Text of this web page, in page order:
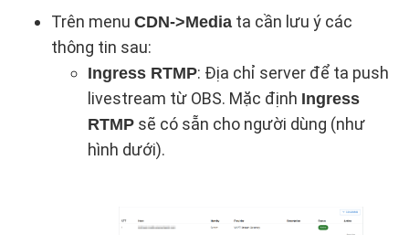
Trên menu CDN->Media ta cần lưu ý các
thông tin sau:
Ingress RTMP: Địa chỉ server để ta push
livestream từ OBS. Mặc định Ingress
RTMP sẽ có sẵn cho người dùng (như
hình dưới).